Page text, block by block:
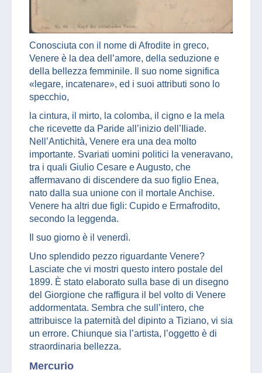
Conosciuta con il nome di Afrodite in greco,
Venere è la dea dell’amore, della seduzione e
della bellezza femminile. Il suo nome significa
«legare, incatenare», ed i suoi attributi sono lo
specchio,
la cintura, il mirto, la colomba, il cigno e la mela
che ricevette da Paride all’inizio dell’Iliade.
Nell’Antichità, Venere era una dea molto
importante. Svariati uomini politici la veneravano,
tra i quali Giulio Cesare e Augusto, che
affermavano di discendere da suo figlio Enea,
nato dalla sua unione con il mortale Anchise.
Venere ha altri due figli: Cupido e Ermafrodito,
secondo la leggenda.
Il suo giorno è il venerdì.
Uno splendido pezzo riguardante Venere?
Lasciate che vi mostri questo intero postale del
1899. È stato elaborato sulla base di un disegno
del Giorgione che raffigura il bel volto di Venere
addormentata. Sembra che sull’intero, che
attribuisce la paternità del dipinto a Tiziano, vi sia
un errore. Chiunque sia l’artista, l’oggetto è di
straordinaria bellezza.
Mercurio